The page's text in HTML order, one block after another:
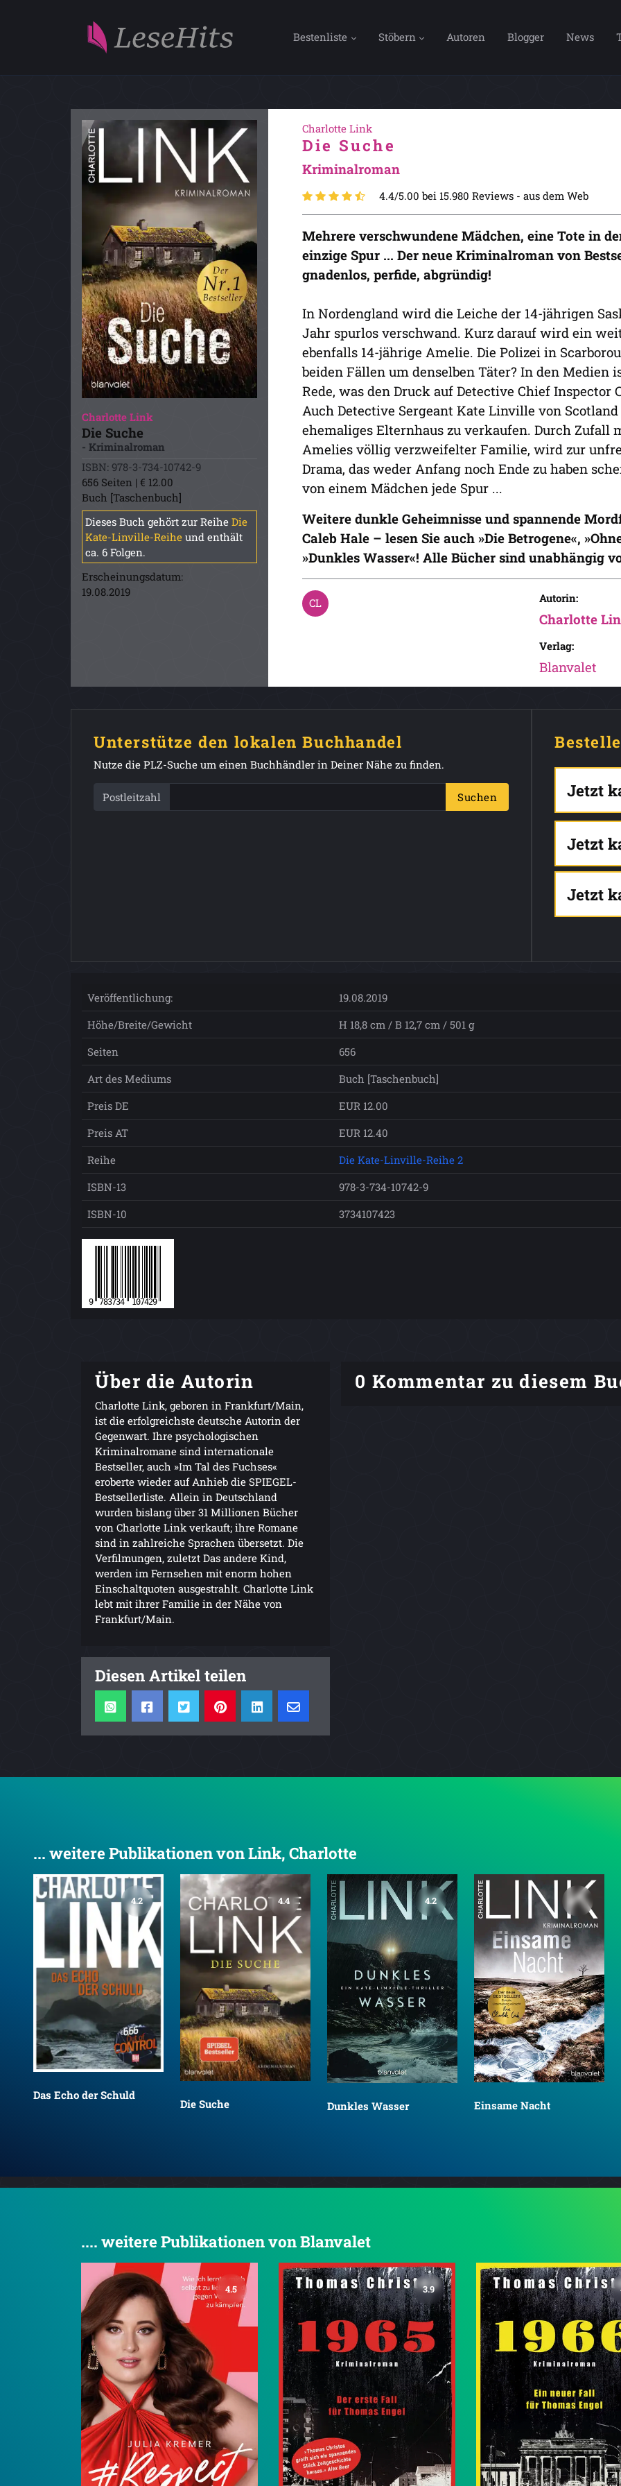
Bestenliste Stöbern Autoren Blogger News
Charlotte Link
Die Suche
- Kriminalroman
ISBN: 978-3-734-10742-9
656 Seiten | € 12.00
Buch [Taschenbuch]
Dieses Buch gehört zur Reihe Die
Kate-Linville-Reihe und enthält
ca. 6 Folgen.
Erscheinungsdatum:
19.08.2019
Charlotte Link
Die Suche
Kriminalroman
4.4/5.00 bei 15.980 Reviews - aus dem Web
Mehrere verschwundene Mädchen, eine Tote in
einzige Spur ... Der neue Kriminalroman von
gnadenlos, perfide, abgründig!
In Nordengland wird die Leiche der 14-jährigen
Jahr spurlos verschwand. Kurz darauf wird ein
ebenfalls 14-jährige Amelie. Die Polizei in
beiden Fällen um denselben Täter? In den
Rede, was den Druck auf Detective Chief Inspector
Auch Detective Sergeant Kate Linville von
ehemaliges Elternhaus zu verkaufen. Durch Zufall
Amelies völlig verzweifelter Familie, wird zur
Drama, das weder Anfang noch Ende zu haben
von einem Mädchen jede Spur ...
Weitere dunkle Geheimnisse und spannende
Caleb Hale – lesen Sie auch »Die Betrogene«,
»Dunkles Wasser«! Alle Bücher sind unabhängig
Autorin:
Charlotte
Verlag:
Blanvalet
Unterstütze den lokalen Buchhandel
Nutze die PLZ-Suche um einen Buchhändler in Deiner Nähe zu finden.
Postleitzahl Suchen Jetzt
Jetzt
Jetzt
Veröffentlichung:
19.08.2019
Höhe/Breite/Gewicht
H 18,8 cm / B 12,7 cm / 501 g
Seiten
656
Art des Mediums
Buch [Taschenbuch]
Preis DE
EUR 12.00
Preis AT
EUR 12.40
Reihe
Die Kate-Linville-Reihe 2
ISBN-13
978-3-734-10742-9
ISBN-10
3734107423
Über die Autorin
Charlotte Link, geboren in Frankfurt/Main,
ist die erfolgreichste deutsche Autorin der
Gegenwart. Ihre psychologischen
Kriminalromane sind internationale
Bestseller, auch »Im Tal des Fuchses«
eroberte wieder auf Anhieb die SPIEGEL-
Bestsellerliste. Allein in Deutschland
wurden bislang über 31 Millionen Bücher
von Charlotte Link verkauft; ihre Romane
sind in zahlreiche Sprachen übersetzt. Die
Verfilmungen, zuletzt Das andere Kind,
werden im Fernsehen mit enorm hohen
Einschaltquoten ausgestrahlt. Charlotte Link
lebt mit ihrer Familie in der Nähe von
Frankfurt/Main.
Diesen Artikel teilen
0 Kommentar zu diesem
... weitere Publikationen von Link, Charlotte
4.2
Das Echo der Schuld
4.4
Die Suche
4.2
Dunkles Wasser Einsame Nacht
.... weitere Publikationen von Blanvalet
4.5 3.9